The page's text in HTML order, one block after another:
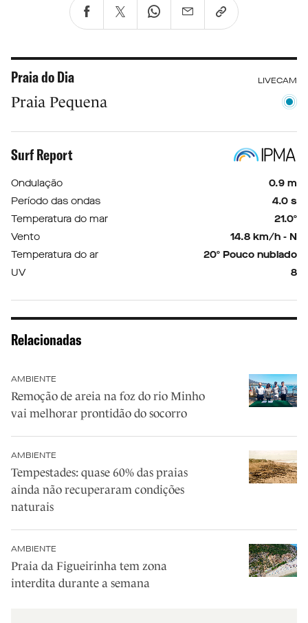
Praia do Dia LIVECAM
Praia Pequena
Surf Report
Ondulação
0.9 m
Período das ondas
4.0 s
Temperatura do mar
21.0º
Vento
14.8 km/h - N
Temperatura do ar
20º Pouco nublado
UV
8
Relacionadas
AMBIENTE
Remoção de areia na foz do rio Minho
vai melhorar prontidão do socorro
AMBIENTE
Tempestades: quase 60% das praias
ainda não recuperaram condições
naturais
AMBIENTE
Praia da Figueirinha tem zona
interdita durante a semana